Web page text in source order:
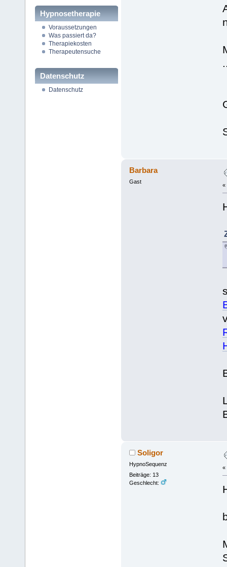
Hypnosetherapie
Voraussetzungen
Was passiert da?
Therapiekosten
Therapeutensuche
Datenschutz
Datenschutz
Barbara
Gast
«
Soligor
HypnoSequenz
Beiträge: 13
Geschlecht:
«